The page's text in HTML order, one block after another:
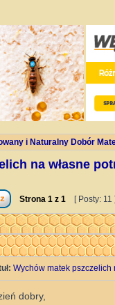
i Naturalny Dobór
na własne
Strona 1 z 1 [ Posty: 11 ]
Wychów matek pszczelich
dobry,